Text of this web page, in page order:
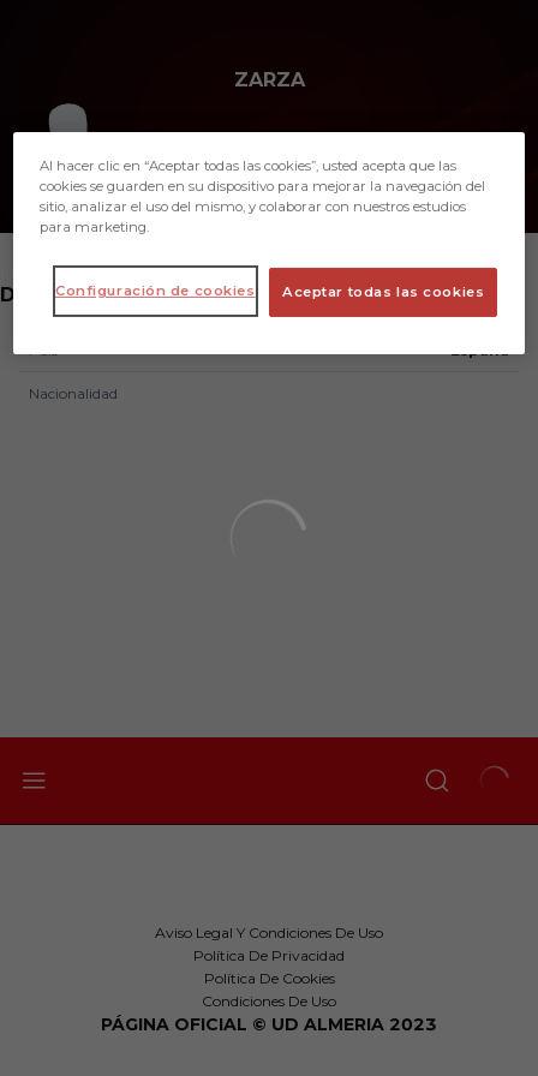
ZARZA
2
DEFENSA
País España
Nacionalidad
Aviso Legal Y Condiciones De Uso
Política De Privacidad
Política De Cookies
Condiciones De Uso
PÁGINA OFICIAL © UD ALMERIA 2023
Al hacer clic en “Aceptar todas las cookies”, usted acepta que las
cookies se guarden en su dispositivo para mejorar la navegación del
sitio, analizar el uso del mismo, y colaborar con nuestros estudios
para marketing.
Aceptar todas las cookies
Configuración de cookies